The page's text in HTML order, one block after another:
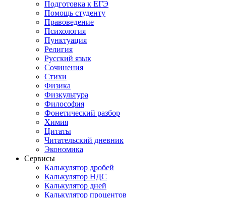
Подготовка к ЕГЭ
Помощь студенту
Правоведение
Психология
Пунктуация
Религия
Русский язык
Сочинения
Стихи
Физика
Физкультура
Философия
Фонетический разбор
Химия
Цитаты
Читательский дневник
Экономика
Сервисы
Калькулятор дробей
Калькулятор НДС
Калькулятор дней
Калькулятор процентов